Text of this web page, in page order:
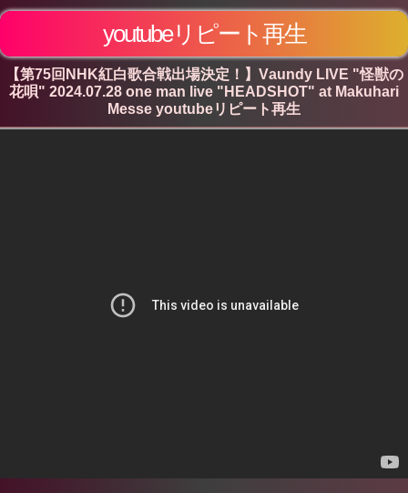
youtubeリピート再生
【第75回NHK紅白歌合戦出場決定！】Vaundy LIVE "怪獣の
花唄" 2024.07.28 one man live "HEADSHOT" at Makuhari
Messe youtubeリピート再生